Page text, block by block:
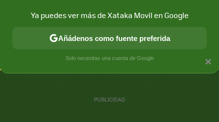
CONECTIVIDAD MÓVIL Y SOCIEDAD APLICACIONES
×
Ya puedes ver más de Xataka Movil en Google
Añádenos como fuente preferida
Solo necesitas una cuenta de Google